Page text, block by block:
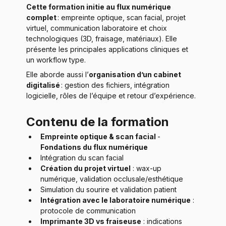
Cette formation initie au flux numérique
complet : empreinte optique, scan facial, projet
virtuel, communication laboratoire et choix
technologiques (3D, fraisage, matériaux). Elle
présente les principales applications cliniques et
un workflow type.
Elle aborde aussi l’organisation d’un cabinet
digitalisé : gestion des fichiers, intégration
logicielle, rôles de l’équipe et retour d’expérience.
Contenu de la formation
Empreinte optique & scan facial -
Fondations du flux numérique
Intégration du scan facial
Création du projet virtuel : wax-up
numérique, validation occlusale/esthétique
Simulation du sourire et validation patient
Intégration avec le laboratoire numérique :
protocole de communication
Imprimante 3D vs fraiseuse : indications